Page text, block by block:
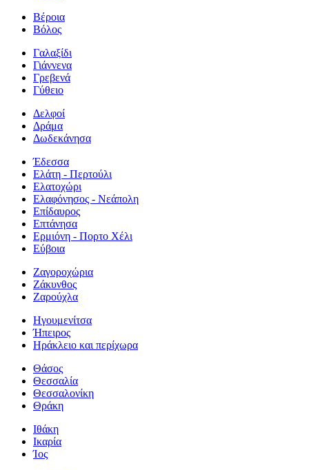
Βέροια
Βόλος
Γαλαξίδι
Γιάννενα
Γρεβενά
Γύθειο
Δελφοί
Δράμα
Δωδεκάνησα
Έδεσσα
Ελάτη - Περτούλι
Ελατοχώρι
Ελαφόνησος - Νεάπολη
Επίδαυρος
Επτάνησα
Ερμιόνη - Πορτο Χέλι
Εύβοια
Ζαγοροχώρια
Ζάκυνθος
Ζαρούχλα
Ηγουμενίτσα
Ήπειρος
Ηράκλειο και περίχωρα
Θάσος
Θεσσαλία
Θεσσαλονίκη
Θράκη
Ιθάκη
Ικαρία
Ίος